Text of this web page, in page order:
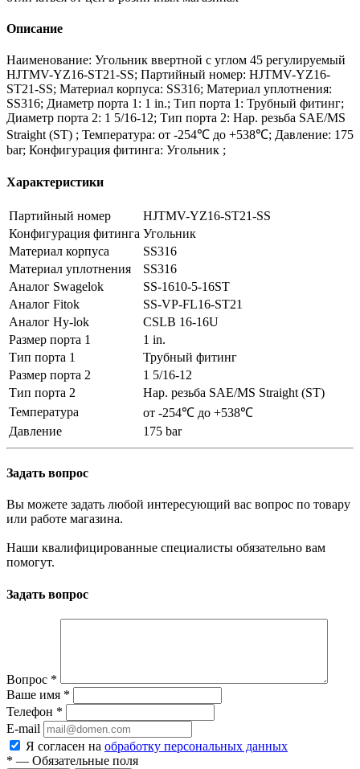
Описание
Наименование: Угольник ввертной с углом 45 регулируемый
HJTMV-YZ16-ST21-SS; Партийный номер: HJTMV-YZ16-
ST21-SS; Материал корпуса: SS316; Материал уплотнения:
SS316; Диаметр порта 1: 1 in.; Тип порта 1: Трубный фитинг;
Диаметр порта 2: 1 5/16-12; Тип порта 2: Нар. резьба SAE/MS
Straight (ST) ; Температура: от -254℃ до +538℃; Давление: 175
bar; Конфигурация фитинга: Угольник ;
Характеристики
Партийный номер
HJTMV-YZ16-ST21-SS
Конфигурация фитинга Угольник
Материал корпуса
SS316
Материал уплотнения
SS316
Аналог Swagelok
SS-1610-5-16ST
Аналог Fitok
SS-VP-FL16-ST21
Аналог Hy-lok
CSLB 16-16U
Размер порта 1
1 in.
Тип порта 1
Трубный фитинг
Размер порта 2
1 5/16-12
Тип порта 2
Нар. резьба SAE/MS Straight (ST)
Температура
от -254℃ до +538℃
Давление
175 bar
Задать вопрос
Вы можете задать любой интересующий вас вопрос по товару
или работе магазина.
Наши квалифицированные специалисты обязательно вам
помогут.
Задать вопрос
Вопрос *
Ваше имя *
Телефон *
E-mail
Я согласен на обработку персональных данных
* — Обязательные поля